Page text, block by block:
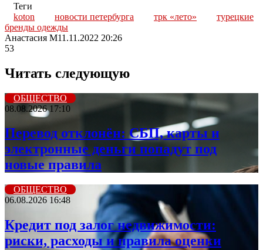
Теги
koton
новости петербурга трк «лето»
турецкие
бренды одежды
Анастасия М11.11.2022 20:26
53
Читать следующую
ОБЩЕСТВО
08.08.2026 17:10
Перевод отклонён: СБП, карты и
электронные деньги попадут под
новые правила
ОБЩЕСТВО
06.08.2026 16:48
Кредит под залог недвижимости:
риски, расходы и правила оценки